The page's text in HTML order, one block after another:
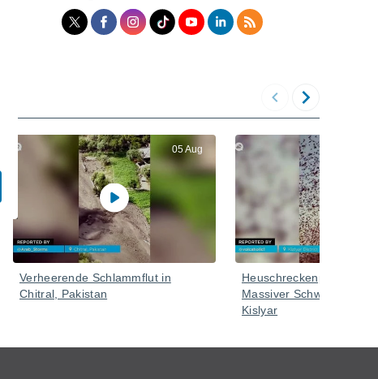
05 Aug
Verheerende Schlammflut in
Chitral, Pakistan
Heuschreckenplage in
Massiver Schwarm im
Kislyar